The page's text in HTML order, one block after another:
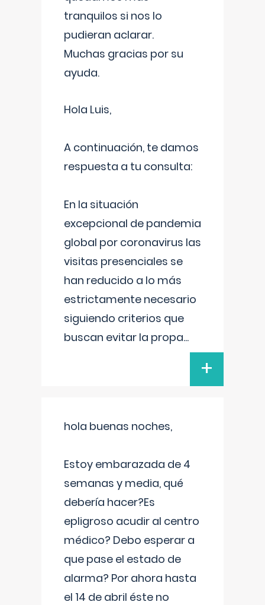
tranquilos si nos lo
pudieran aclarar.
Muchas gracias por su
ayuda.
Hola Luis,
A continuación, te damos
respuesta a tu consulta:
En la situación
excepcional de pandemia
global por coronavirus las
visitas presenciales se
han reducido a lo más
estrictamente necesario
siguiendo criterios que
buscan evitar la propa...
+
hola buenas noches,
Estoy embarazada de 4
semanas y media, qué
debería hacer?Es
epligroso acudir al centro
médico? Debo esperar a
que pase el estado de
alarma? Por ahora hasta
el 14 de abril éste no